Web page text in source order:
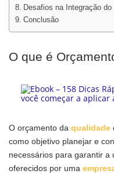
Desafios na Integração
Conclusão
O que é
O orçamento da qualidade
como objetivo planejar e
necessários para garantir a
oferecidos por uma